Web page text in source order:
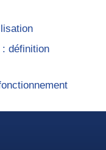
: définition